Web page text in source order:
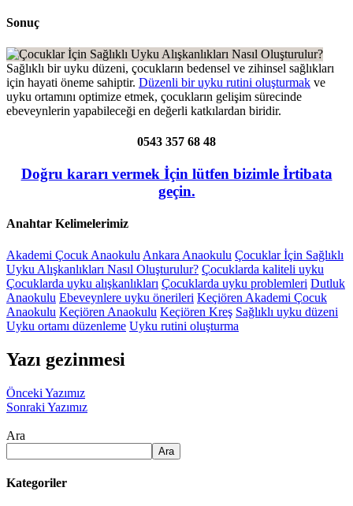
Sonuç
Sağlıklı bir uyku düzeni, çocukların bedensel ve zihinsel sağlıkları
için hayati öneme sahiptir. Düzenli bir uyku rutini oluşturmak ve
uyku ortamını optimize etmek, çocukların gelişim sürecinde
ebeveynlerin yapabileceği en değerli katkılardan biridir.
0543 357 68 48
Doğru kararı vermek İçin lütfen bizimle İrtibata
geçin.
Anahtar Kelimelerimiz
Akademi Çocuk Anaokulu Ankara Anaokulu Çocuklar İçin Sağlıklı
Uyku Alışkanlıkları Nasıl Oluşturulur? Çocuklarda kaliteli uyku
Çocuklarda uyku alışkanlıkları Çocuklarda uyku problemleri Dutluk
Anaokulu Ebeveynlere uyku önerileri Keçiören Akademi Çocuk
Anaokulu Keçiören Anaokulu Keçiören Kreş Sağlıklı uyku düzeni
Uyku ortamı düzenleme Uyku rutini oluşturma
Yazı gezinmesi
Önceki Yazımız
Sonraki Yazımız
Ara
Ara
Kategoriler